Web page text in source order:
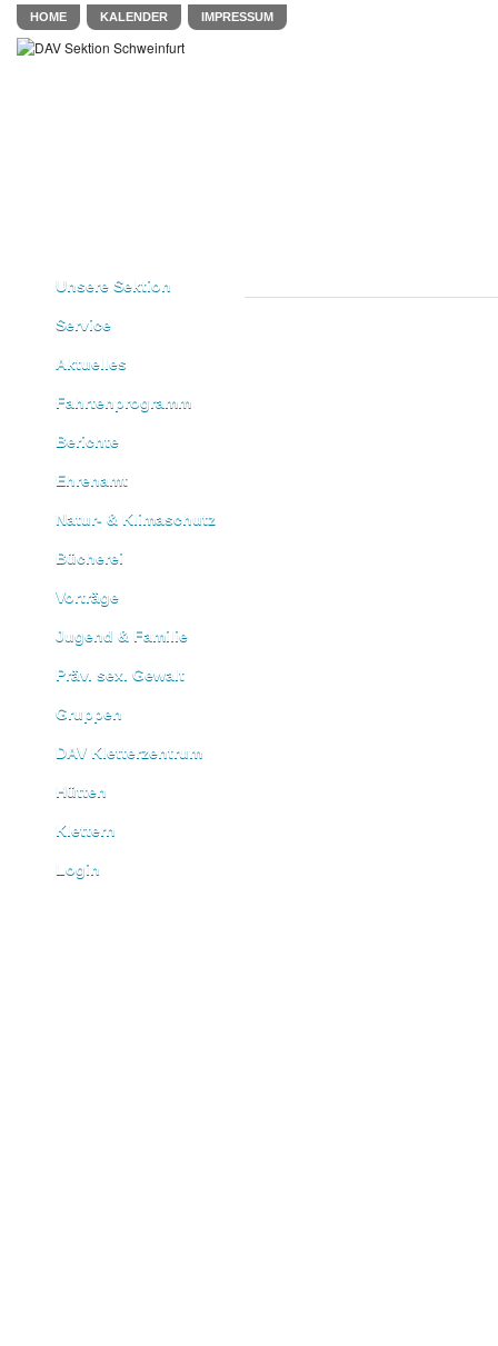
HOME KALENDER IMPRESSUM
Unsere Sektion
Service
Aktuelles
Fahrtenprogramm
Berichte
Ehrenamt
Natur- & Klimaschutz
Bücherei
Vorträge
Jugend & Familie
Präv. sex. Gewalt
Gruppen
DAV Kletterzentrum
Hütten
Klettern
Login